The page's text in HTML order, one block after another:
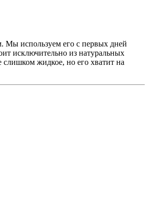
Мы используем его с первых дней
исключительно из натуральных
жидкое, но его хватит на